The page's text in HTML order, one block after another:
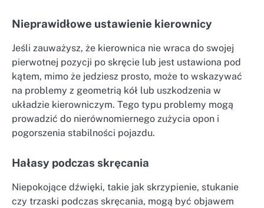
Nieprawidłowe ustawienie kierownicy
Jeśli zauważysz, że kierownica nie wraca do swojej
pierwotnej pozycji po skręcie lub jest ustawiona pod
kątem, mimo że jedziesz prosto, może to wskazywać
na problemy z geometrią kół lub uszkodzenia w
układzie kierowniczym. Tego typu problemy mogą
prowadzić do nierównomiernego zużycia opon i
pogorszenia stabilności pojazdu.
Hałasy podczas skręcania
Niepokojące dźwięki, takie jak skrzypienie, stukanie
czy trzaski podczas skręcania, mogą być objawem